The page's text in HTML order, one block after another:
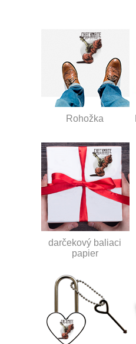
Rohožka
darčekový baliaci
papier